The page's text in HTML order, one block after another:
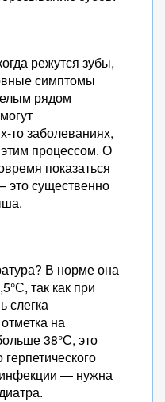
режутся зубы,
симптомы
рядом
то заболеваниях,
процессом. О
показаться
это существенно
В норме она
так как при
слегка
на
38°С, это
— нужна